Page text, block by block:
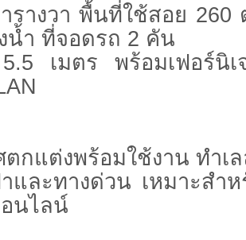
รางวา พื้นที่ใช้สอย 260
น้ำ ที่จอดรถ 2 คัน
เมตร พร้อมเฟอร์นิ
กแต่งพร้อมใช้งาน ทำเ
และทางด่วน เหมาะสำ
นไลน์